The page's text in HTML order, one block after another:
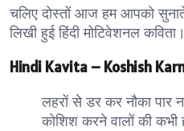
चलिए दोस्तों आज हम आपको सुनाते
लिखी हुई हिंदी मोटिवेशनल कविता।
Hindi Kavita – Koshish
लहरों से डर कर नौका पार
कोशिश करने वालों की कभी